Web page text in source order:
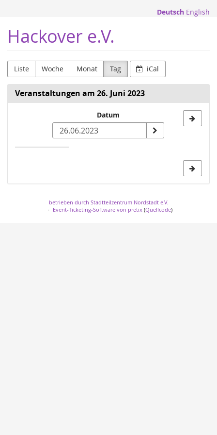
Inhalt
springen
Deutsch English
Hackover e.V.
Liste Woche Monat Tag iCal
Veranstaltungen am 26. Juni 2023
zur
Anzeige
Datum
betrieben durch Stadtteilzentrum Nordstadt e.V.
Event-Ticketing-Software von pretix(Quellcode)